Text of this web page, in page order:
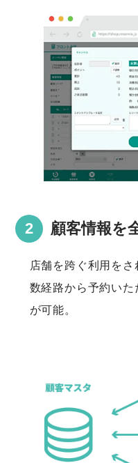
顧客情報を
店舗を跨ぐ利用を
数経路から予約い
が可能。